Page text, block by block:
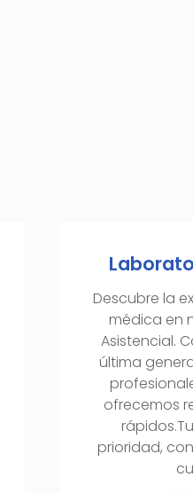
Descubre la
médica en
Asistencial.
última
ofrecemos
prioridad,